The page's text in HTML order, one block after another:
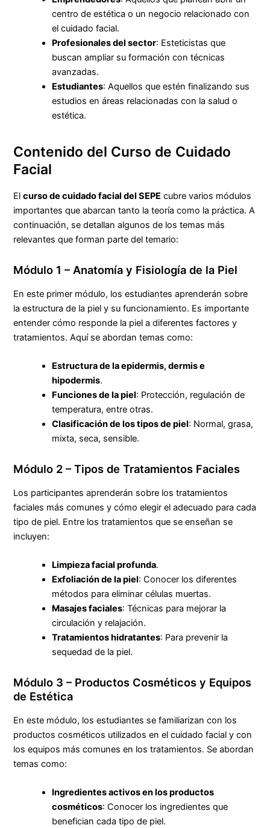
centro de estética o un negocio relacionado con
el cuidado facial.
Profesionales del sector: Esteticistas que
buscan ampliar su formación con técnicas
avanzadas.
Estudiantes: Aquellos que estén finalizando sus
estudios en áreas relacionadas con la salud o
estética.
Contenido del Curso de Cuidado
Facial
Elcurso de cuidado facial del SEPE cubre varios módulos
importantes que abarcan tanto la teoría como la práctica. A
continuación, se detallan algunos de los temas más
relevantes que forman parte del temario:
Módulo 1 – Anatomía y Fisiología de la Piel
En este primer módulo, los estudiantes aprenderán sobre
la estructura de la piel y su funcionamiento. Es importante
entender cómo responde la piel a diferentes factores y
tratamientos. Aquí se abordan temas como:
Estructura de la epidermis, dermis e
hipodermis.
Funciones de la piel: Protección, regulación de
temperatura, entre otras.
Clasificación de los tipos de piel: Normal, grasa,
mixta, seca, sensible.
Módulo 2 – Tipos de Tratamientos Faciales
Los participantes aprenderán sobre los tratamientos
faciales más comunes y cómo elegir el adecuado para cada
tipo de piel. Entre los tratamientos que se enseñan se
incluyen:
Limpieza facial profunda.
Exfoliación de la piel: Conocer los diferentes
métodos para eliminar células muertas.
Masajes faciales: Técnicas para mejorar la
circulación y relajación.
Tratamientos hidratantes: Para prevenir la
sequedad de la piel.
Módulo 3 – Productos Cosméticos y Equipos
de Estética
En este módulo, los estudiantes se familiarizan con los
productos cosméticos utilizados en el cuidado facial y con
los equipos más comunes en los tratamientos. Se abordan
temas como:
Ingredientes activos en los productos
cosméticos: Conocer los ingredientes que
benefician cada tipo de piel.